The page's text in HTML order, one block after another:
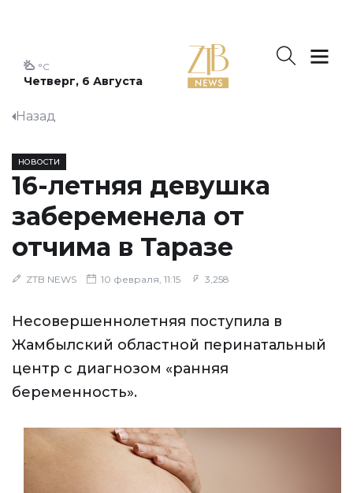
Четверг, 6 Августа
°C
Назад
НОВОСТИ
16-летняя девушка
забеременела от
отчима в Таразе
ZTB NEWS 10 февраля, 11:15 3,258
Несовершеннолетняя поступила в
Жамбылский областной перинатальный
центр с диагнозом «ранняя
беременность».